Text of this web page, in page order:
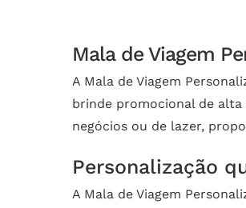
Mala de Viagem
A Mala de Viagem
brinde promocional de alta
negócios ou de lazer,
Personalização
A Mala de Viagem